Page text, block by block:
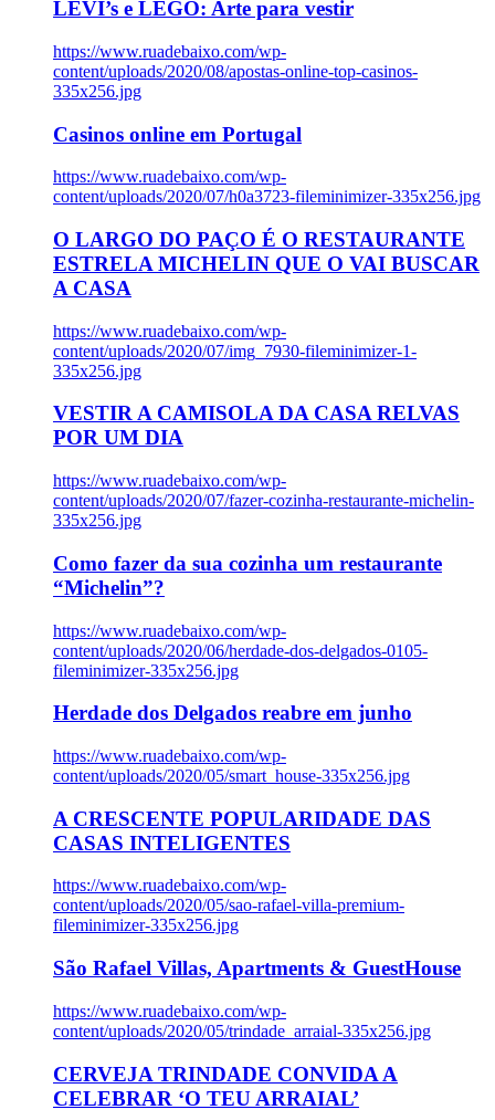
LEVI’s e LEGO: Arte para vestir
https://www.ruadebaixo.com/wp-
content/uploads/2020/08/apostas-online-top-casinos-
335x256.jpg
Casinos online em Portugal
https://www.ruadebaixo.com/wp-
content/uploads/2020/07/h0a3723-fileminimizer-335x256.jpg
O LARGO DO PAÇO É O RESTAURANTE
ESTRELA MICHELIN QUE O VAI BUSCAR
A CASA
https://www.ruadebaixo.com/wp-
content/uploads/2020/07/img_7930-fileminimizer-1-
335x256.jpg
VESTIR A CAMISOLA DA CASA RELVAS
POR UM DIA
https://www.ruadebaixo.com/wp-
content/uploads/2020/07/fazer-cozinha-restaurante-michelin-
335x256.jpg
Como fazer da sua cozinha um restaurante
“Michelin”?
https://www.ruadebaixo.com/wp-
content/uploads/2020/06/herdade-dos-delgados-0105-
fileminimizer-335x256.jpg
Herdade dos Delgados reabre em junho
https://www.ruadebaixo.com/wp-
content/uploads/2020/05/smart_house-335x256.jpg
A CRESCENTE POPULARIDADE DAS
CASAS INTELIGENTES
https://www.ruadebaixo.com/wp-
content/uploads/2020/05/sao-rafael-villa-premium-
fileminimizer-335x256.jpg
São Rafael Villas, Apartments & GuestHouse
https://www.ruadebaixo.com/wp-
content/uploads/2020/05/trindade_arraial-335x256.jpg
CERVEJA TRINDADE CONVIDA A
CELEBRAR ‘O TEU ARRAIAL’